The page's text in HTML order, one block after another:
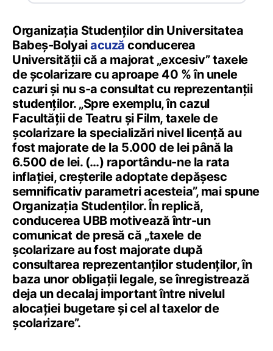
Organizația Studenților din Universitatea
Babeș-Bolyaiacuză conducerea
Universității că a majorat „excesiv” taxele
de școlarizare cu aproape 40 % în unele
cazuri și nu s-a consultat cu reprezentanții
studenților. „Spre exemplu, în cazul
Facultății de Teatru și Film, taxele de
școlarizare la specializări nivel licență au
fost majorate de la 5.000 de lei până la
6.500 de lei. (…) raportându-ne la rata
inflației, creșterile adoptate depășesc
semnificativ parametri acesteia”, mai spune
Organizația Studenților. În replică,
conducerea UBB motivează într-un
comunicat de presă că „taxele de
școlarizare au fost majorate după
consultarea reprezentanților studenților, în
baza unor obligații legale, se înregistrează
deja un decalaj important între nivelul
alocației bugetare și cel al taxelor de
școlarizare”.